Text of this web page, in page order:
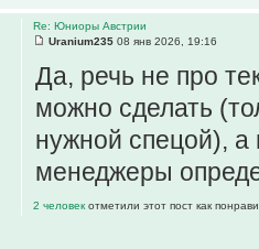
Re: Юниоры Австрии
Uranium235 08 янв 2026, 19:16
Да, речь не про
можно сделать
нужной спецой), а
менеджеры
2 человек отметили этот пост как